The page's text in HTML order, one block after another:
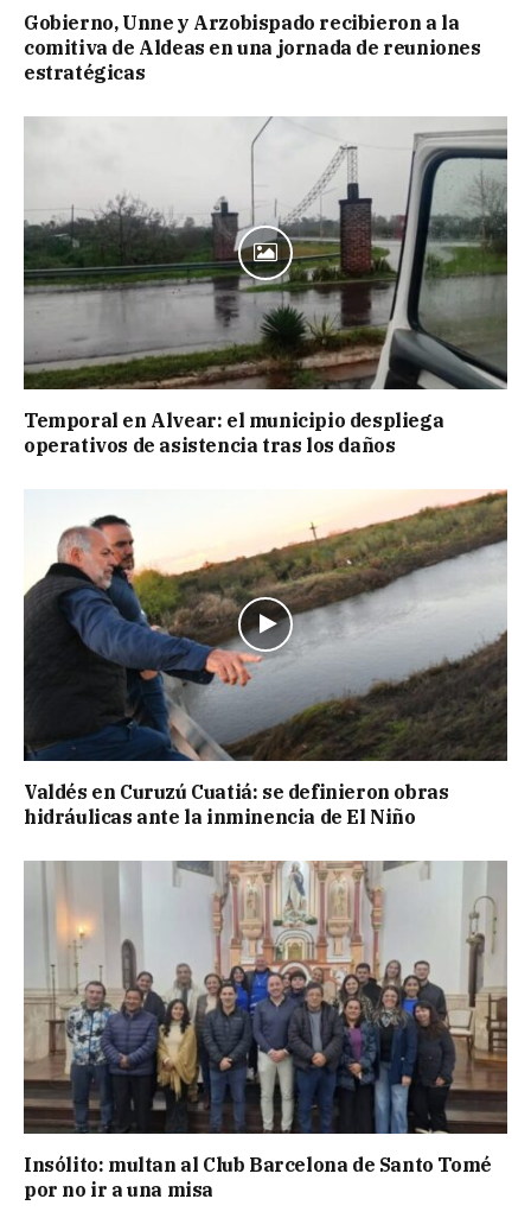
Gobierno, Unne y Arzobispado recibieron a la
comitiva de Aldeas en una jornada de reuniones
estratégicas
Temporal en Alvear: el municipio despliega
operativos de asistencia tras los daños
Valdés en Curuzú Cuatiá: se definieron obras
hidráulicas ante la inminencia de El Niño
Insólito: multan al Club Barcelona de Santo Tomé
por no ir a una misa